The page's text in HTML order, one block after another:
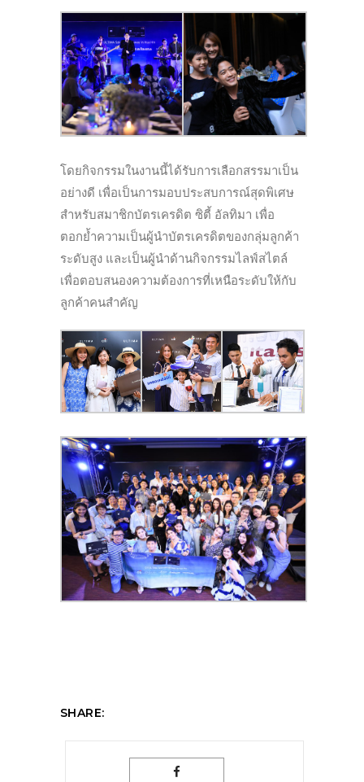
โดยกิจกรรมในงานนี้ได้รับการเลือกสรรมาเป็น
อย่างดี เพื่อเป็นการมอบประสบการณ์สุดพิเศษ
สำหรับสมาชิกบัตรเครดิต ซิตี้ อัลทิมา เพื่อ
ตอกย้ำความเป็นผู้นำบัตรเครดิตของกลุ่มลูกค้า
ระดับสูง และเป็นผู้นำด้านกิจกรรมไลฟ์สไตล์
เพื่อตอบสนองความต้องการที่เหนือระดับให้กับ
ลูกค้าคนสำคัญ
SHARE: